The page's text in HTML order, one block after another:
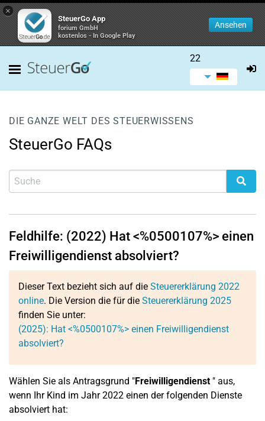
×
SteuerGo App
forium GmbH
kostenlos - In Google Play
Ansehen
22
DIE GANZE WELT DES STEUERWISSENS
SteuerGo FAQs
Feldhilfe: (2022) Hat <%0500107%> einen
Freiwilligendienst absolviert?
Dieser Text bezieht sich auf die Steuererklärung 2022
online. Die Version die für die Steuererklärung 2025
finden Sie unter:
(2025): Hat <%0500107%> einen Freiwilligendienst
absolviert?
Wählen Sie als Antragsgrund "Freiwilligendienst " aus,
wenn Ihr Kind im Jahr 2022 einen der folgenden Dienste
absolviert hat: